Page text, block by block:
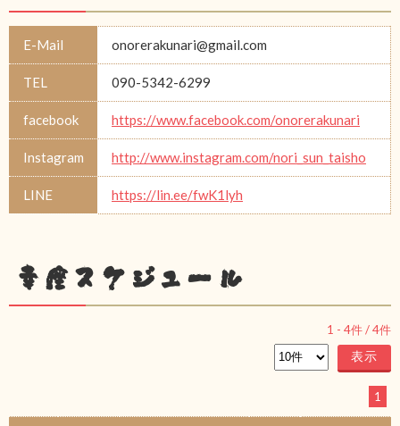
E-Mail onorerakunari@gmail.com
TEL 090-5342-6299
facebook https://www.facebook.com/onorerakunari
Instagram http://www.instagram.com/nori_sun_taisho
LINE https://lin.ee/fwK1lyh
幸座スケジュール
1 - 4件 /4件
1